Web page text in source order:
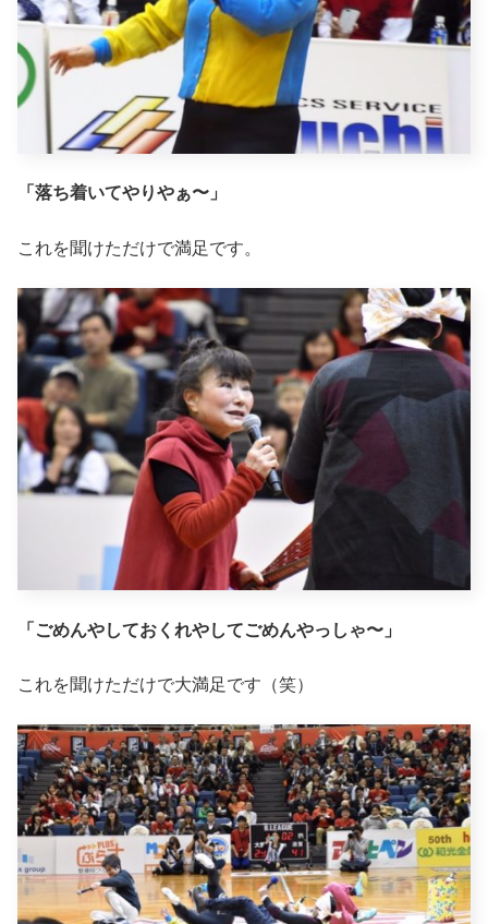
「落ち着いてやりやぁ〜」
これを聞けただけで満足です。
「ごめんやしておくれやしてごめんやっしゃ〜」
これを聞けただけで大満足です（笑）